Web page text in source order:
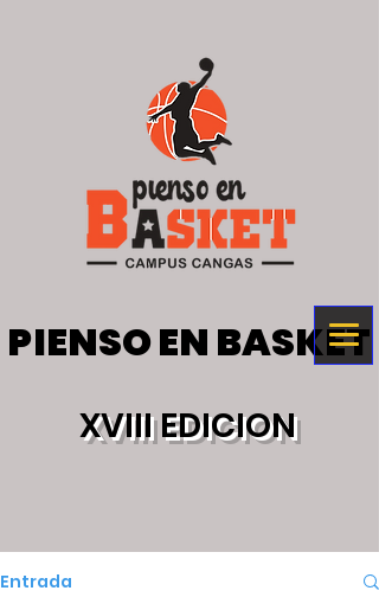
XVIII EDICION
PIENSO EN BASKET
PIENSO EN BASKET
Entrada